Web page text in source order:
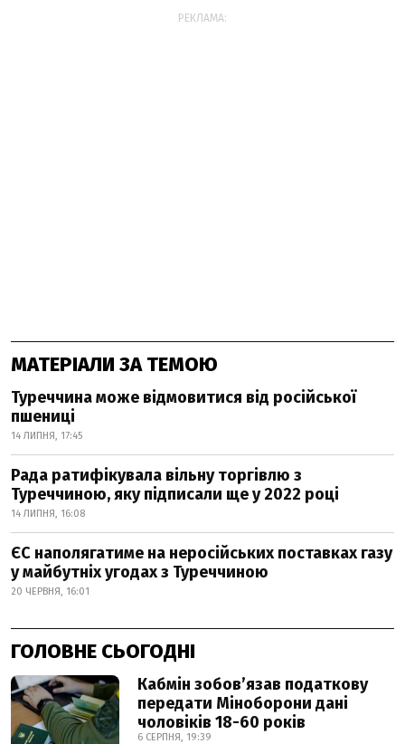
РЕКЛАМА:
МАТЕРІАЛИ ЗА ТЕМОЮ
Туреччина може відмовитися від російської
пшениці
14 ЛИПНЯ, 17:45
Рада ратифікувала вільну торгівлю з
Туреччиною, яку підписали ще у 2022 році
14 ЛИПНЯ, 16:08
ЄС наполягатиме на неросійських поставках газу
у майбутніх угодах з Туреччиною
20 ЧЕРВНЯ, 16:01
ГОЛОВНЕ СЬОГОДНІ
Кабмін зобовʼязав податкову
передати Міноборони дані
чоловіків 18-60 років
6 СЕРПНЯ, 19:39